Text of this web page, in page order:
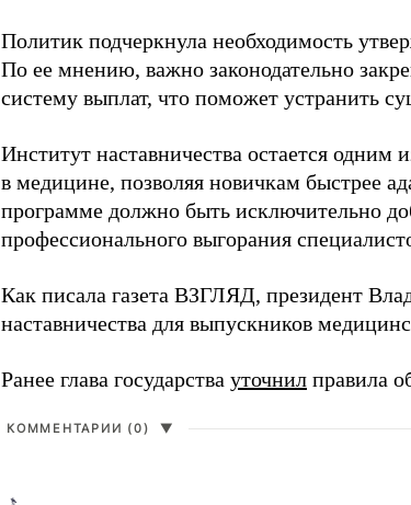
Политик подчеркнула необходимость
По ее мнению, важно законодательно
систему выплат, что поможет устранить
Институт наставничества остается одним
в медицине, позволяя новичкам быстрее
программе должно быть исключительно
профессионального выгорания
Как писала газета ВЗГЛЯД, президент
наставничества для выпускников
Ранее глава государства уточнил правила
КОММЕНТАРИИ (0) ▼